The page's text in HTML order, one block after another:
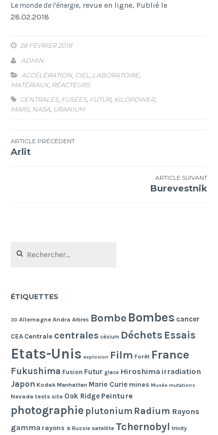
Le monde de l’énergie, revue en ligne, Publié le
28.02.2018
28 FÉVRIER 2018
ADMIN
ACCÉLÉRATION CIEL LABORATOIRE,
MATÉRIAUX, RÉACTEURS
CENTRALES, FUSÉES, FUTUR, KILOPOWER,
MARS, NASA URANIUM
Navigation
ARTICLE PRÉCÉDENT
Arlit
ARTICLE SUIVANT
Burevestnik
ÉTIQUETTES
3D Allemagne Andra Arbres Bombe Bombes cancer
CEA Centrale centrales césium Déchets Essais
Etats-Unis explosion Film Forêt France
Fukushima Fusion Futur glace Hiroshima irradiation
Japon Kodak Manhattan Marie Curie mines Musée mutations
Nevada tests site Oak Ridge Peinture
photographie plutonium Radium Rayons
gamma rayons x Russie satellite Tchernobyl trinity